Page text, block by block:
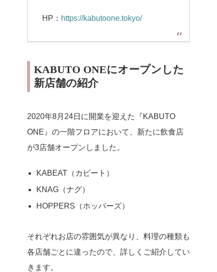
HP： https://kabutoone.tokyo/
KABUTO ONEにオープンした
新店舗の紹介
2020年8月24日に開業を迎えた『KABUTO
ONE』の一階フロアにおいて、新たに飲食店
が3店舗オープンしました。
KABEAT（カビート）
KNAG（ナグ）
HOPPERS（ホッパーズ）
それぞれお店の雰囲気が異なり、料理の種類も
各店舗ごとに違ったので、詳しくご紹介してい
きます。